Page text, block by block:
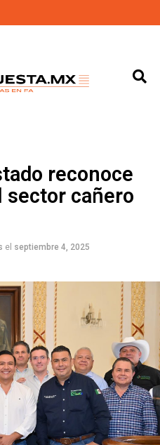
reconoce
sector cañero
el septiembre 4, 2025